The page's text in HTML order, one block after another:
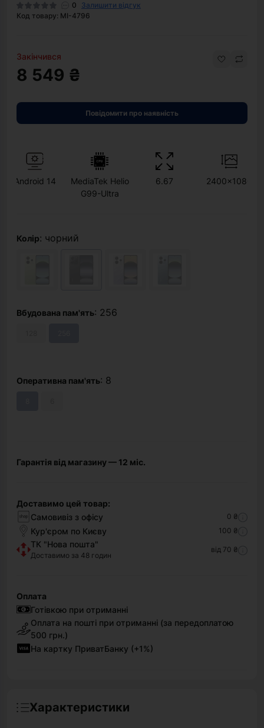
0
Залишити відгук
Код товару: MI-4796
Закінчився
8 549 ₴
Повідомити про наявність
Android 14
MediaTek Helio
G99-Ultra
6.67 2400x1080
Колір: чорний
Вбудована пам'ять: 256
Оперативна пам'ять: 8
Гарантія від магазину — 12 міс.
Доставимо цей товар:
Самовивіз з офісу
0 ₴
Кур'єром по Києву 100 ₴
ТК "Нова пошта"
Доставимо за 48 годин
від 70 ₴
Оплата
Готівкою при отриманні
Оплата на пошті при отриманні (за передоплатою
500 грн.)
На картку ПриватБанку (+1%)
Характеристики